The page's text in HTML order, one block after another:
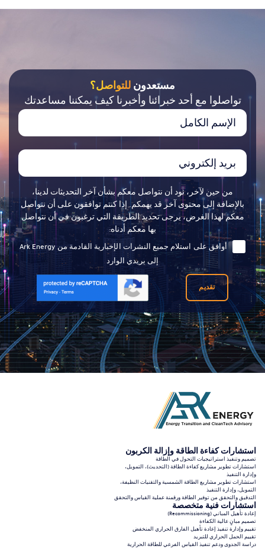
مستعدون للتواصل؟
تواصلوا مع أحد خبرائنا وأخبرنا كيف يمكننا مساعدتك
من حين لآخر، نود أن نتواصل معكم بشأن آخر التحديثات لدينا،
بالإضافة إلى محتوى آخر قد يهمكم. إذا كنتم توافقون على أن نتواصل
معكم لهذا الغرض، يرجى تحديد الطريقة التي ترغبون في أن نتواصل
بها معكم أدناه:
أوافق على استلام جميع النشرات الإخبارية القادمة من Ark Energy
إلى بريدي الوارد
تقديم
استشارات كفاءة الطاقة وإزالة الكربون
تصميم وتنفيذ استراتيجيات التحول في الطاقة
استشارات تطوير مشاريع كفاءة الطاقة (التحديث)، التمويل،
وإدارة التنفيذ
استشارات تطوير مشاريع الطاقة الشمسية والتقنيات النظيفة،
التمويل، وإدارة التنفيذ
التدقيق والتحقق من توفير الطاقة ورقمنة عملية القياس والتحقق
استشارات فنية متخصصة
إعادة تأهيل المباني (Recommissioning)
تصميم مبانٍ عالية الكفاءة
تقييم وإدارة تنفيذ إعادة تأهيل الفارق الحراري المنخفض
تقييم الحمل الحراري للتبريد
دراسة الجدوى ودعم تنفيذ القياس الفرعي للطاقة الحرارية